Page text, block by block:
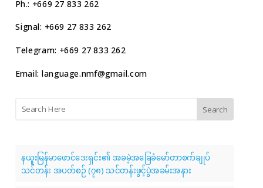
Ph.: +669 27 833 262
Signal: +669 27 833 262
Telegram: +669 27 833 262
Email: language.nmf@gmail.com
Search
နယူးမြန်မာဖောင်ဒေးရှင်း၏ အခမဲ့အခြေခံမော်တာစက်ချုပ်
သင်တန်း အပတ်စဉ် (၇၈) သင်တန်းဖွင့်ပွဲအခမ်းအနား